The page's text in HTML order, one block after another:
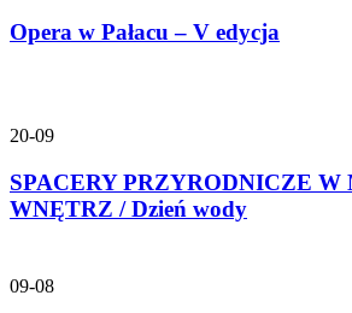
Opera w Pałacu – V edycja
20-09
SPACERY PRZYRODNICZE
WNĘTRZ / Dzień wody
09-08